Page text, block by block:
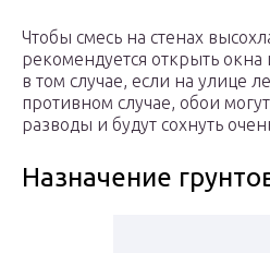
Чтобы смесь на стенах
рекомендуется открыть окна
в том случае, если на улице
противном случае, обои
разводы и будут сохнуть
Назначение